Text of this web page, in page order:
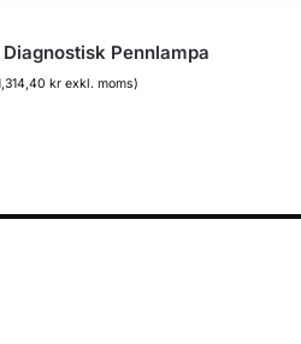
Pennlampa
krexkl. moms)